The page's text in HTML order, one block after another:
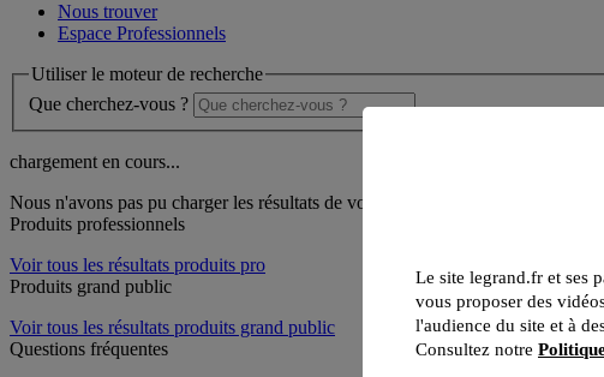
Nous trouver
Espace Professionnels
Utiliser le moteur de recherche
Que cherchez-vous ?
chargement en cours...
Nous n'avons pas pu charger les résultats de votre recherche
Produits professionnels
Voir tous les résultats produits pro
Produits grand public
Voir tous les résultats produits grand public
Questions fréquentes
Le site legrand.fr et ses
vous proposer des
l'audience du site et à
Consultez notre